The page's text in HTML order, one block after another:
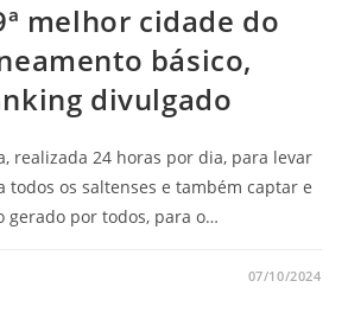
melhor cidade do
básico,
divulgado
realizada 24 horas por dia, para levar
todos os saltenses e também captar e
gerado por todos, para o…
07/10/2024